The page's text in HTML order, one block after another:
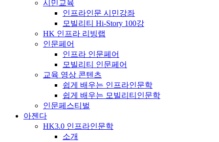
시민교육
인프라인문 시민강좌
모빌리티 Hi-Story 100강
HK 인프라 리빙랩
인문페어
인프라 인문페어
모빌리티 인문페어
교육 영상 콘텐츠
쉽게 배우는 인프라인문학
쉽게 배우는 모빌리티인문학
인문페스티벌
아젠다
HK3.0 인프라인문학
소개